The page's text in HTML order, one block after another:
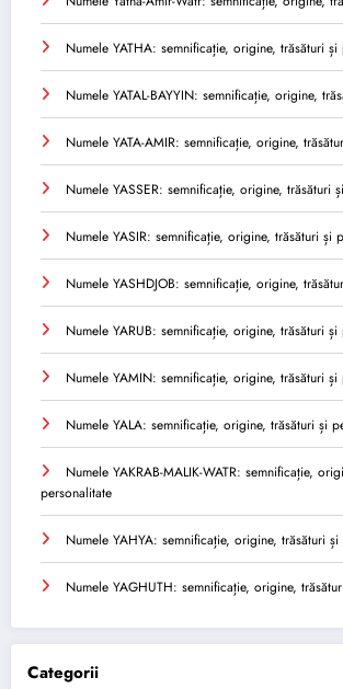
Numele YATHA: semnificație, origine, trăsături și
Numele YATAL-BAYYIN: semnificație, origine,
Numele YATA-AMIR: semnificație, origine,
Numele YASSER: semnificație, origine, trăsături
Numele YASIR: semnificație, origine, trăsături și
Numele YASHDJOB: semnificație, origine,
Numele YARUB: semnificație, origine, trăsături și
Numele YAMIN: semnificație, origine, trăsături și
Numele YALA: semnificație, origine, trăsături și
Numele YAKRAB-MALIK-WATR: semnificație,
personalitate
Numele YAHYA: semnificație, origine, trăsături
Numele YAGHUTH: semnificație, origine,
Categorii